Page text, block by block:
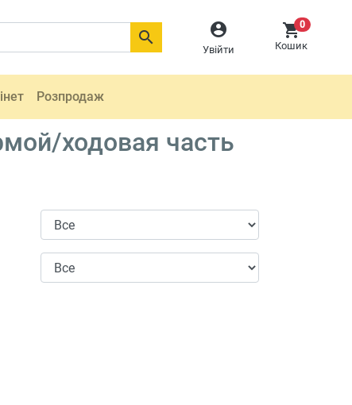

Увійти
0
Кошик

Розпродаж
ходовая часть